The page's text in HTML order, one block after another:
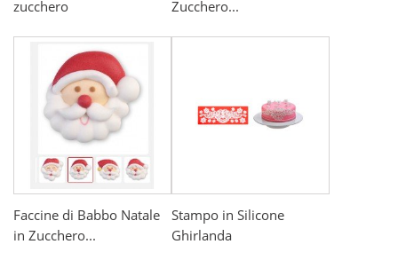
zucchero
Zucchero...
Faccine di Babbo Natale
in Zucchero...
Stampo in Silicone
Ghirlanda